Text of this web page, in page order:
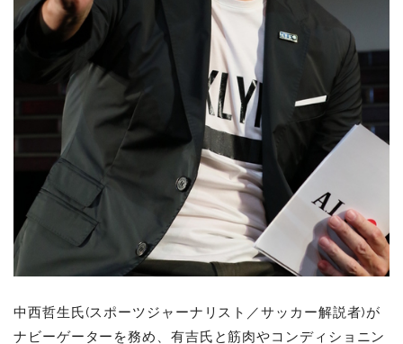
中西哲生氏(スポーツジャーナリスト／サッカー解説者)が
ナビーゲーターを務め、有吉氏と筋肉やコンディショニン